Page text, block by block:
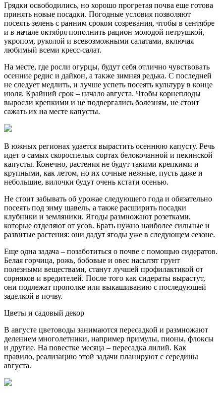
Грядки освободились, но хорошо прогретая почва еще готова
принять новые посадки. Погодные условия позволяют
посеять зелень с ранним сроком созревания, чтобы в сентябре
и в начале октября пополнить рацион молодой петрушкой,
укропом, руколой и всевозможными салатами, включая
любимый всеми кресс-салат.
На месте, где росли огурцы, будут себя отлично чувствовать
осенние редис и дайкон, а также зимняя редька. С последней
не следует медлить, и лучше успеть посеять культуру в конце
июля. Крайний срок – начало августа. Чтобы корнеплоды
выросли крепкими и не подвергались болезням, не стоит
сажать их на месте капусты.
В южных регионах удается вырастить осеннюю капусту. Речь
идет о самых скороспелых сортах белокочанной и пекинской
капусты. Конечно, растения не будут такими крепкими и
крупными, как летом, но их сочные нежные, пусть даже и
небольшие, вилочки будут очень кстати осенью.
Не стоит забывать об урожае следующего года и обязательно
посеять под зиму щавель, а также расширить посадки
клубники и земляники. Ягоды размножают розетками,
которые отделяют от усов. Брать нужно наиболее сильные и
развитые растения: они дадут ягоды уже в следующем сезоне.
Еще одна задача – позаботиться о почве с помощью сидератов.
Белая горчица, рожь, бобовые и овес насытят грунт
полезными веществами, станут лучшей профилактикой от
сорняков и вредителей. После того как сидераты вырастут,
они подлежат прополке или выкашиванию с последующей
заделкой в почву.
Цветы и садовый декор
В августе цветоводы занимаются пересадкой и размножают
делением многолетники, например примулы, пионы, флоксы
и другие. На повестке месяца – пересадка лилий. Как
правило, реализацию этой задачи планируют с середины
августа.